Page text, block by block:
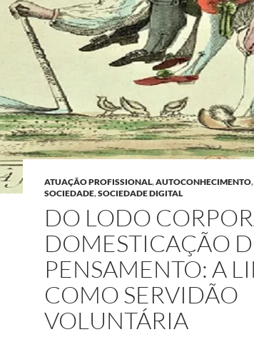
ATUAÇÃO PROFISSIONAL,AUTOCONHECIMENTO,
SOCIEDADE,SOCIEDADE DIGITAL
DO LODO
DOMESTICAÇÃO
PENSAMENTO: A
COMO SERVIDÃO
VOLUNTÁRIA